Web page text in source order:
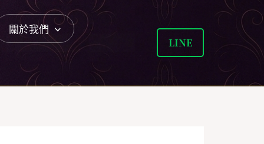
關於我們
LINE